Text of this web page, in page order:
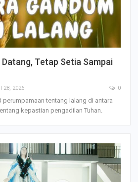
Tetap Setia Sampai
28, 2026 0
perumpamaan tentang lalang di antara
kepastian pengadilan Tuhan.